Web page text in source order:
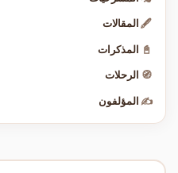
🖋️ المقالات
📓 المذكرات
🧭 الرحلات
✍️ المؤلفون